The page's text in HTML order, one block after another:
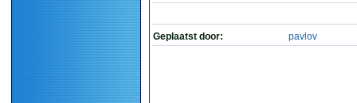
Geplaatst door: pavlov